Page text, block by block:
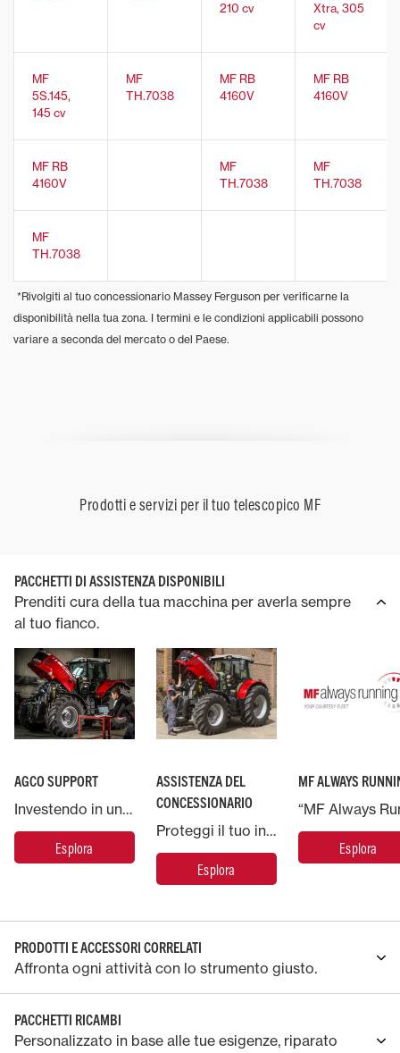
210 cv
Xtra, 305
cv
MF
5S.145,
145 cv
MF
TH.7038
MF RB
4160V
MF RB
4160V
MF RB
4160V
MF
TH.7038
MF
TH.7038
MF
TH.7038
*Rivolgiti al tuo concessionario Massey Ferguson per verificarne la
disponibilità nella tua zona. I termini e le condizioni applicabili possono
variare a seconda del mercato o del Paese.
Prodotti e servizi per il tuo telescopico MF
PACCHETTI DI ASSISTENZA DISPONIBILI
Prenditi cura della tua macchina per averla sempre
al tuo fianco.
AGCO SUPPORT
Investendo in una macchina Massey Ferguson, potrai contare sul supporto di AGCO, la più grande azienda produttrice di macchinari agricoli del mondo.
Esplora
ASSISTENZA DEL
CONCESSIONARIO
Proteggi il tuo investimento Massey Ferguson e metti la tua macchina nelle mani degli esperti.
Esplora
MF ALWAYS
Esplora
PRODOTTI E ACCESSORI CORRELATI
Affronta ogni attività con lo strumento giusto.
PACCHETTI RICAMBI
Personalizzato in base alle tue esigenze, riparato